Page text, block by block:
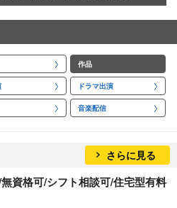
作品
ドラマ出演
音楽配信
さらに見る
資格可/シフト相談可/住宅型有料